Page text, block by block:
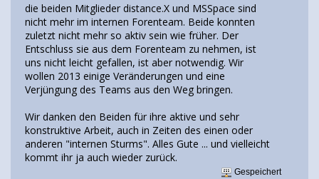
die beiden Mitglieder distance.X und MSSpace sind
nicht mehr im internen Forenteam. Beide konnten
zuletzt nicht mehr so aktiv sein wie früher. Der
Entschluss sie aus dem Forenteam zu nehmen, ist
uns nicht leicht gefallen, ist aber notwendig. Wir
wollen 2013 einige Veränderungen und eine
Verjüngung des Teams aus den Weg bringen.
Wir danken den Beiden für ihre aktive und sehr
konstruktive Arbeit, auch in Zeiten des einen oder
anderen "internen Sturms". Alles Gute ... und vielleicht
kommt ihr ja auch wieder zurück.
Gespeichert